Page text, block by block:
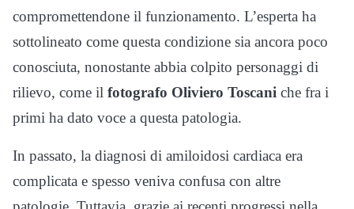
compromettendone il funzionamento. L’esperta ha
sottolineato come questa condizione sia ancora poco
conosciuta, nonostante abbia colpito personaggi di
rilievo, come il fotografo Oliviero Toscani che fra i
primi ha dato voce a questa patologia.
In passato, la diagnosi di amiloidosi cardiaca era
complicata e spesso veniva confusa con altre